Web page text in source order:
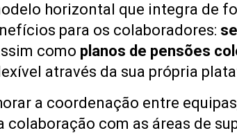
horizontal que integra de
para os colaboradores:
como planos de pensões
através da sua própria
a coordenação entre
com as áreas de